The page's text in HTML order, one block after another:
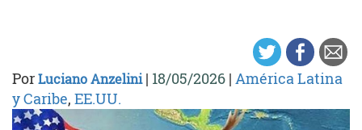
PorLuciano Anzelini| 18/05/2026 | América Latina
y Caribe, EE.UU.